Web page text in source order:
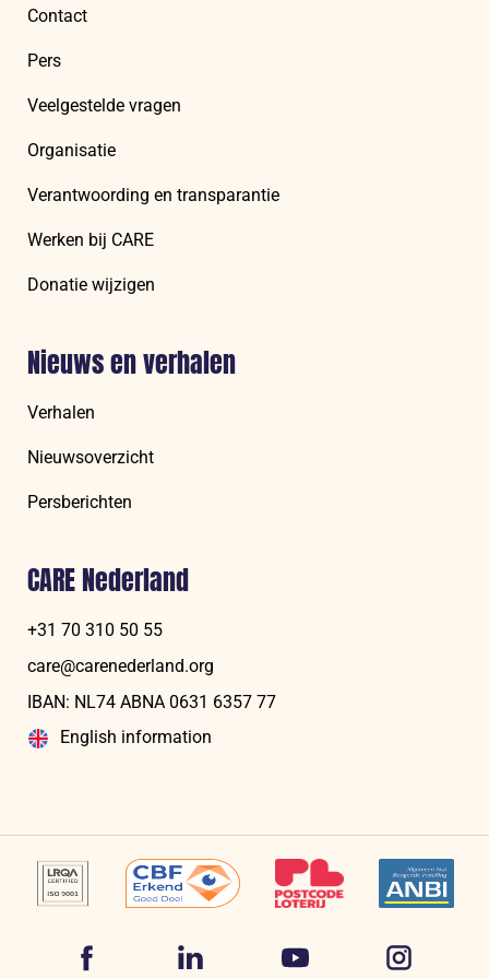
Contact
Pers
Veelgestelde vragen
Organisatie
Verantwoording en transparantie
Werken bij CARE
Donatie wijzigen
Nieuws en verhalen
Verhalen
Nieuwsoverzicht
Persberichten
CARE Nederland
+31 70 310 50 55
care@carenederland.org
IBAN: NL74 ABNA 06‍31 6‍357‍ 77
English information